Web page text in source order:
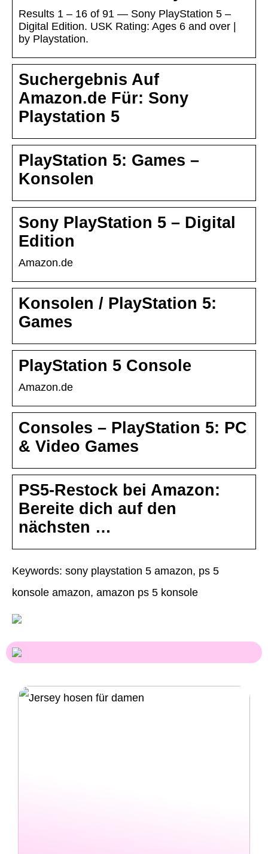
Results 1 – 16 of 91 — Sony PlayStation 5 –
Digital Edition. USK Rating: Ages 6 and over |
by Playstation.
Suchergebnis Auf
Amazon.de Für: Sony
Playstation 5
PlayStation 5: Games –
Konsolen
Sony PlayStation 5 – Digital
Edition
Amazon.de
Konsolen / PlayStation 5:
Games
PlayStation 5 Console
Amazon.de
Consoles – PlayStation 5: PC
& Video Games
PS5-Restock bei Amazon:
Bereite dich auf den
nächsten …
Keywords: sony playstation 5 amazon, ps 5
konsole amazon, amazon ps 5 konsole